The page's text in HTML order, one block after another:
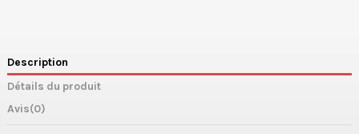
Description
Détails du produit
Avis(0)